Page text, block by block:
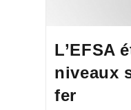
L’EFSA
niveaux
fer